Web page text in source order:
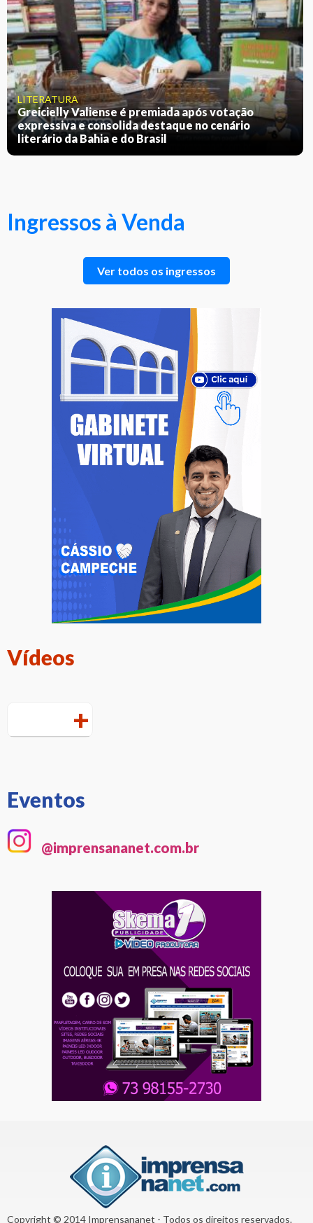
LITERATURA
Greicielly Valiense é premiada após votação
expressiva e consolida destaque no cenário
literário da Bahia e do Brasil
Ingressos à Venda
Ver todos os ingressos
Vídeos
+
Eventos
@imprensananet.com.br
Copyright © 2014 Imprensananet - Todos os direitos reservados.